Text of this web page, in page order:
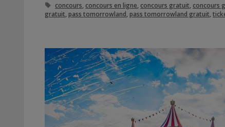
Étiquettes
concours, concours en ligne, concours gratuit, concours
gratuit,pass tomorrowland,pass tomorrowland gratuit,